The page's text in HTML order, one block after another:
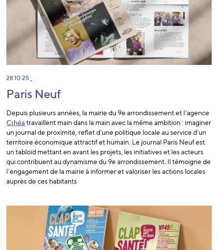
28 10 25 _
Paris Neuf
Depuis plusieurs années, la mairie du 9e arrondissement et l’agence
Cihéatravaillent main dans la main avec la même ambition : imaginer
un journal de proximité, reflet d’une politique locale au service d’un
territoire économique attractif et humain. Le journal Paris Neuf est
un tabloïd mettant en avant les projets, les initiatives et les acteurs
qui contribuent au dynamisme du 9e arrondissement. Il témoigne de
l’engagement de la mairie à informer et valoriser les actions locales
auprès de ces habitants